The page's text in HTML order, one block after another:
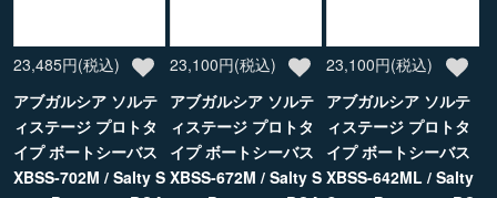
23,485円(税込)
アブガルシア ソルテ
ィステージ プロトタ
イプ ボートシーバス
XBSS-702M / Salty S
23,100円(税込)
アブガルシア ソルテ
ィステージ プロトタ
イプ ボートシーバス
XBSS-672M / Salty S
23,100円(税込)
アブガルシア ソルテ
ィステージ プロトタ
イプ ボートシーバス
XBSS-642ML / Salty